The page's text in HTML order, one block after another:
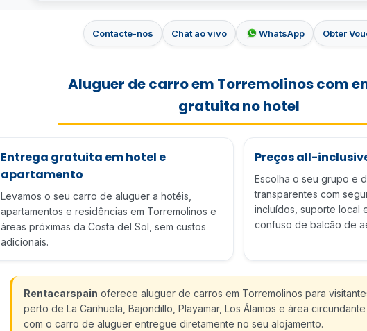
Contacte-nos Chat ao vivo WhatsApp Obter
Aluguer de carro em Torremolinos com
gratuita no hotel
Entrega gratuita em hotel e
apartamento
Levamos o seu carro de aluguer a hotéis,
apartamentos e residências em Torremolinos e
áreas próximas da Costa del Sol, sem custos
adicionais.
Preços all-
Escolha o seu grupo e
transparentes com
incluídos, suporte local
confuso de balcão de
Rentacarspain oferece aluguer de carros em Torremolinos para
perto de La Carihuela, Bajondillo, Playamar, Los Álamos e área
com o carro de aluguer entregue diretamente no seu alojamento.